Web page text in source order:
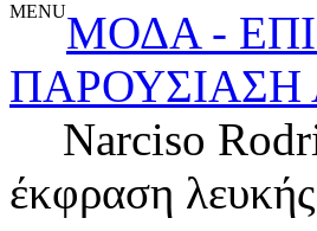
MENUΜΟΔΑ -
Narciso
έκφραση